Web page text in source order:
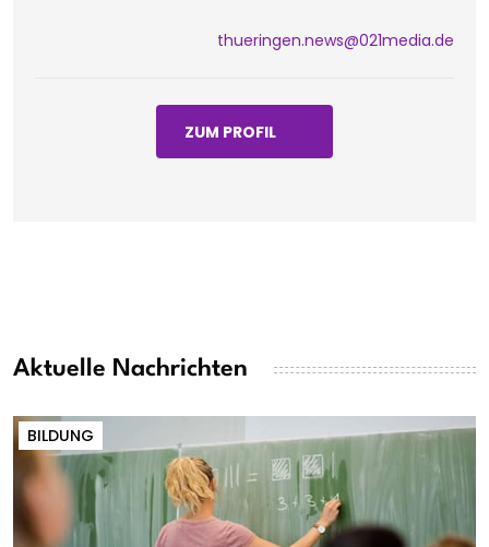
thueringen.news@021media.de
ZUM PROFIL
Aktuelle Nachrichten
BILDUNG